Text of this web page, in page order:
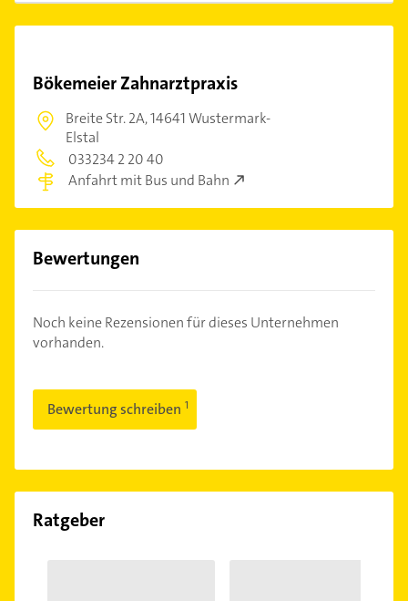
Bökemeier Zahnarztpraxis
Breite Str. 2A,14641 Wustermark-
Elstal
033234 2 20 40
Anfahrt mit Bus und Bahn
Bewertungen
Noch keine Rezensionen für dieses Unternehmen
vorhanden.
Bewertung schreiben
Ratgeber